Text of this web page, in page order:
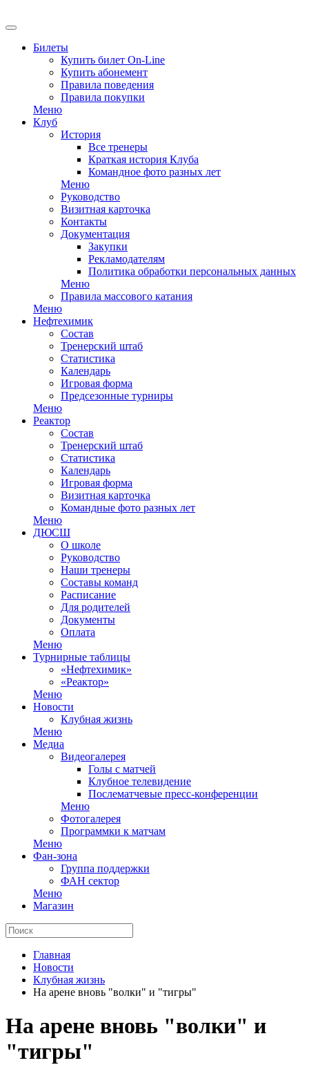
Билеты
Купить билет On-Line
Купить абонемент
Правила поведения
Правила покупки
Меню
Клуб
История
Все тренеры
Краткая история Клуба
Командное фото разных лет
Меню
Руководство
Визитная карточка
Контакты
Документация
Закупки
Рекламодателям
Политика обработки персональных данных
Меню
Правила массового катания
Меню
Нефтехимик
Состав
Тренерский штаб
Статистика
Календарь
Игровая форма
Предсезонные турниры
Меню
Реактор
Состав
Тренерский штаб
Статистика
Календарь
Игровая форма
Визитная карточка
Командные фото разных лет
Меню
ДЮСШ
О школе
Руководство
Наши тренеры
Составы команд
Расписание
Для родителей
Документы
Оплата
Меню
Турнирные таблицы
«Нефтехимик»
«Реактор»
Меню
Новости
Клубная жизнь
Меню
Медиа
Видеогалерея
Голы с матчей
Клубное телевидение
Послематчевые пресс-конференции
Меню
Фотогалерея
Программки к матчам
Меню
Фан-зона
Группа поддержки
ФАН сектор
Меню
Магазин
Главная
Новости
Клубная жизнь
На арене вновь "волки" и "тигры"
На арене вновь "волки" и
"тигры"